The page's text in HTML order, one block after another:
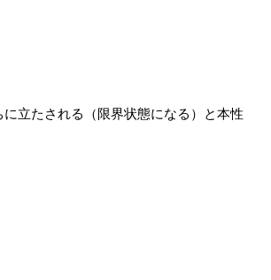
立たされる（限界状態になる）と本性